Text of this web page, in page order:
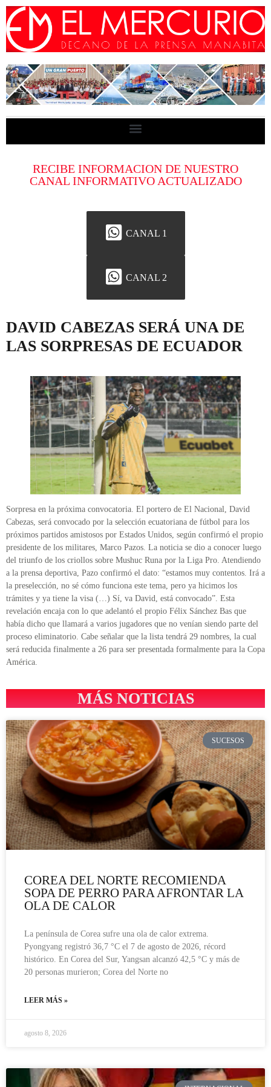
RECIBE INFORMACION DE NUESTRO
CANAL INFORMATIVO ACTUALIZADO
CANAL 1
CANAL 2
DAVID CABEZAS SERÁ UNA DE
LAS SORPRESAS DE ECUADOR
Sorpresa en la próxima convocatoria. El portero de El Nacional, David
Cabezas, será convocado por la selección ecuatoriana de fútbol para los
próximos partidos amistosos por Estados Unidos, según confirmó el propio
presidente de los militares, Marco Pazos. La noticia se dio a conocer luego
del triunfo de los criollos sobre Mushuc Runa por la Liga Pro. Atendiendo
a la prensa deportiva, Pazo confirmó el dato: “estamos muy contentos. Irá a
la preselección, no sé cómo funciona este tema, pero ya hicimos los
trámites y ya tiene la visa (…) Sí, va David, está convocado”. Esta
revelación encaja con lo que adelantó el propio Félix Sánchez Bas que
había dicho que llamará a varios jugadores que no venían siendo parte del
proceso eliminatorio. Cabe señalar que la lista tendrá 29 nombres, la cual
será reducida finalmente a 26 para ser presentada formalmente para la Copa
América.
MÁS NOTICIAS
SUCESOS
COREA DEL NORTE RECOMIENDA
SOPA DE PERRO PARA AFRONTAR LA
OLA DE CALOR
La península de Corea sufre una ola de calor extrema.
Pyongyang registró 36,7 °C el 7 de agosto de 2026, récord
histórico. En Corea del Sur, Yangsan alcanzó 42,5 °C y más de
20 personas murieron; Corea del Norte no
LEER MÁS »
agosto 8, 2026